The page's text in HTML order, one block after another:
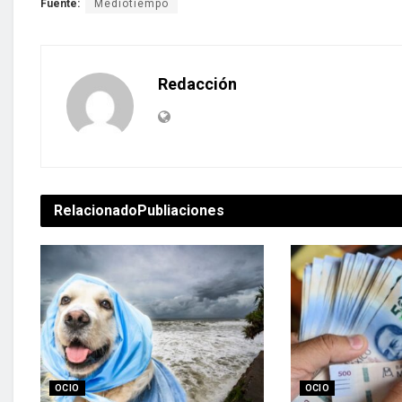
Fuente: Mediotiempo
Redacción
RelacionadoPubliaciones
OCIO OCIO